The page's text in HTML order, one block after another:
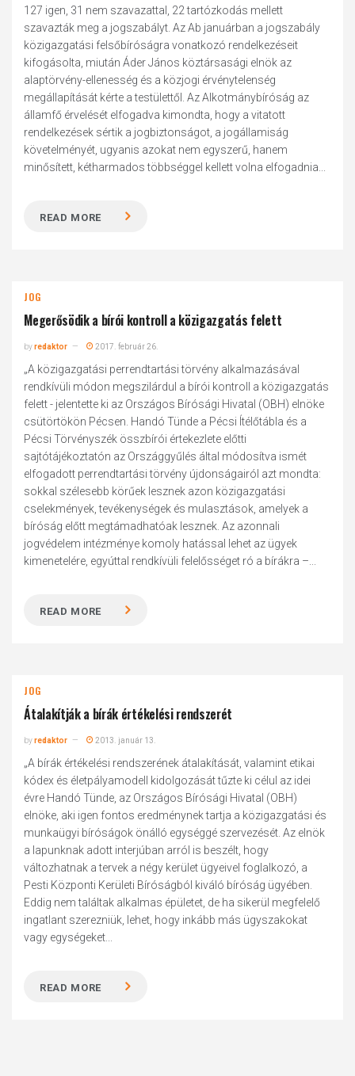
127 igen, 31 nem szavazattal, 22 tartózkodás mellett
szavazták meg a jogszabályt. Az Ab januárban a jogszabály
közigazgatási felsőbíróságra vonatkozó rendelkezéseit
kifogásolta, miután Áder János köztársasági elnök az
alaptörvény-ellenesség és a közjogi érvénytelenség
megállapítását kérte a testülettől. Az Alkotmánybíróság az
államfő érvelését elfogadva kimondta, hogy a vitatott
rendelkezések sértik a jogbiztonságot, a jogállamiság
követelményét, ugyanis azokat nem egyszerű, hanem
minősített, kétharmados többséggel kellett volna elfogadnia...
READ MORE
JOG
Megerősödik a bírói kontroll a közigazgatás felett
byredaktor 2017. február 26.
„A közigazgatási perrendtartási törvény alkalmazásával
rendkívüli módon megszilárdul a bírói kontroll a közigazgatás
felett - jelentette ki az Országos Bírósági Hivatal (OBH) elnöke
csütörtökön Pécsen. Handó Tünde a Pécsi Ítélőtábla és a
Pécsi Törvényszék összbírói értekezlete előtti
sajtótájékoztatón az Országgyűlés által módosítva ismét
elfogadott perrendtartási törvény újdonságairól azt mondta:
sokkal szélesebb körűek lesznek azon közigazgatási
cselekmények, tevékenységek és mulasztások, amelyek a
bíróság előtt megtámadhatóak lesznek. Az azonnali
jogvédelem intézménye komoly hatással lehet az ügyek
kimenetelére, egyúttal rendkívüli felelősséget ró a bírákra –...
READ MORE
JOG
Átalakítják a bírák értékelési rendszerét
byredaktor 2013. január 13.
„A bírák értékelési rendszerének átalakítását, valamint etikai
kódex és életpályamodell kidolgozását tűzte ki célul az idei
évre Handó Tünde, az Országos Bírósági Hivatal (OBH)
elnöke, aki igen fontos eredménynek tartja a közigazgatási és
munkaügyi bíróságok önálló egységgé szervezését. Az elnök
a lapunknak adott interjúban arról is beszélt, hogy
változhatnak a tervek a négy kerület ügyeivel foglalkozó, a
Pesti Központi Kerületi Bíróságból kiváló bíróság ügyében.
Eddig nem találtak alkalmas épületet, de ha sikerül megfelelő
ingatlant szerez­niük, lehet, hogy inkább más ügyszakokat
vagy egységeket...
READ MORE